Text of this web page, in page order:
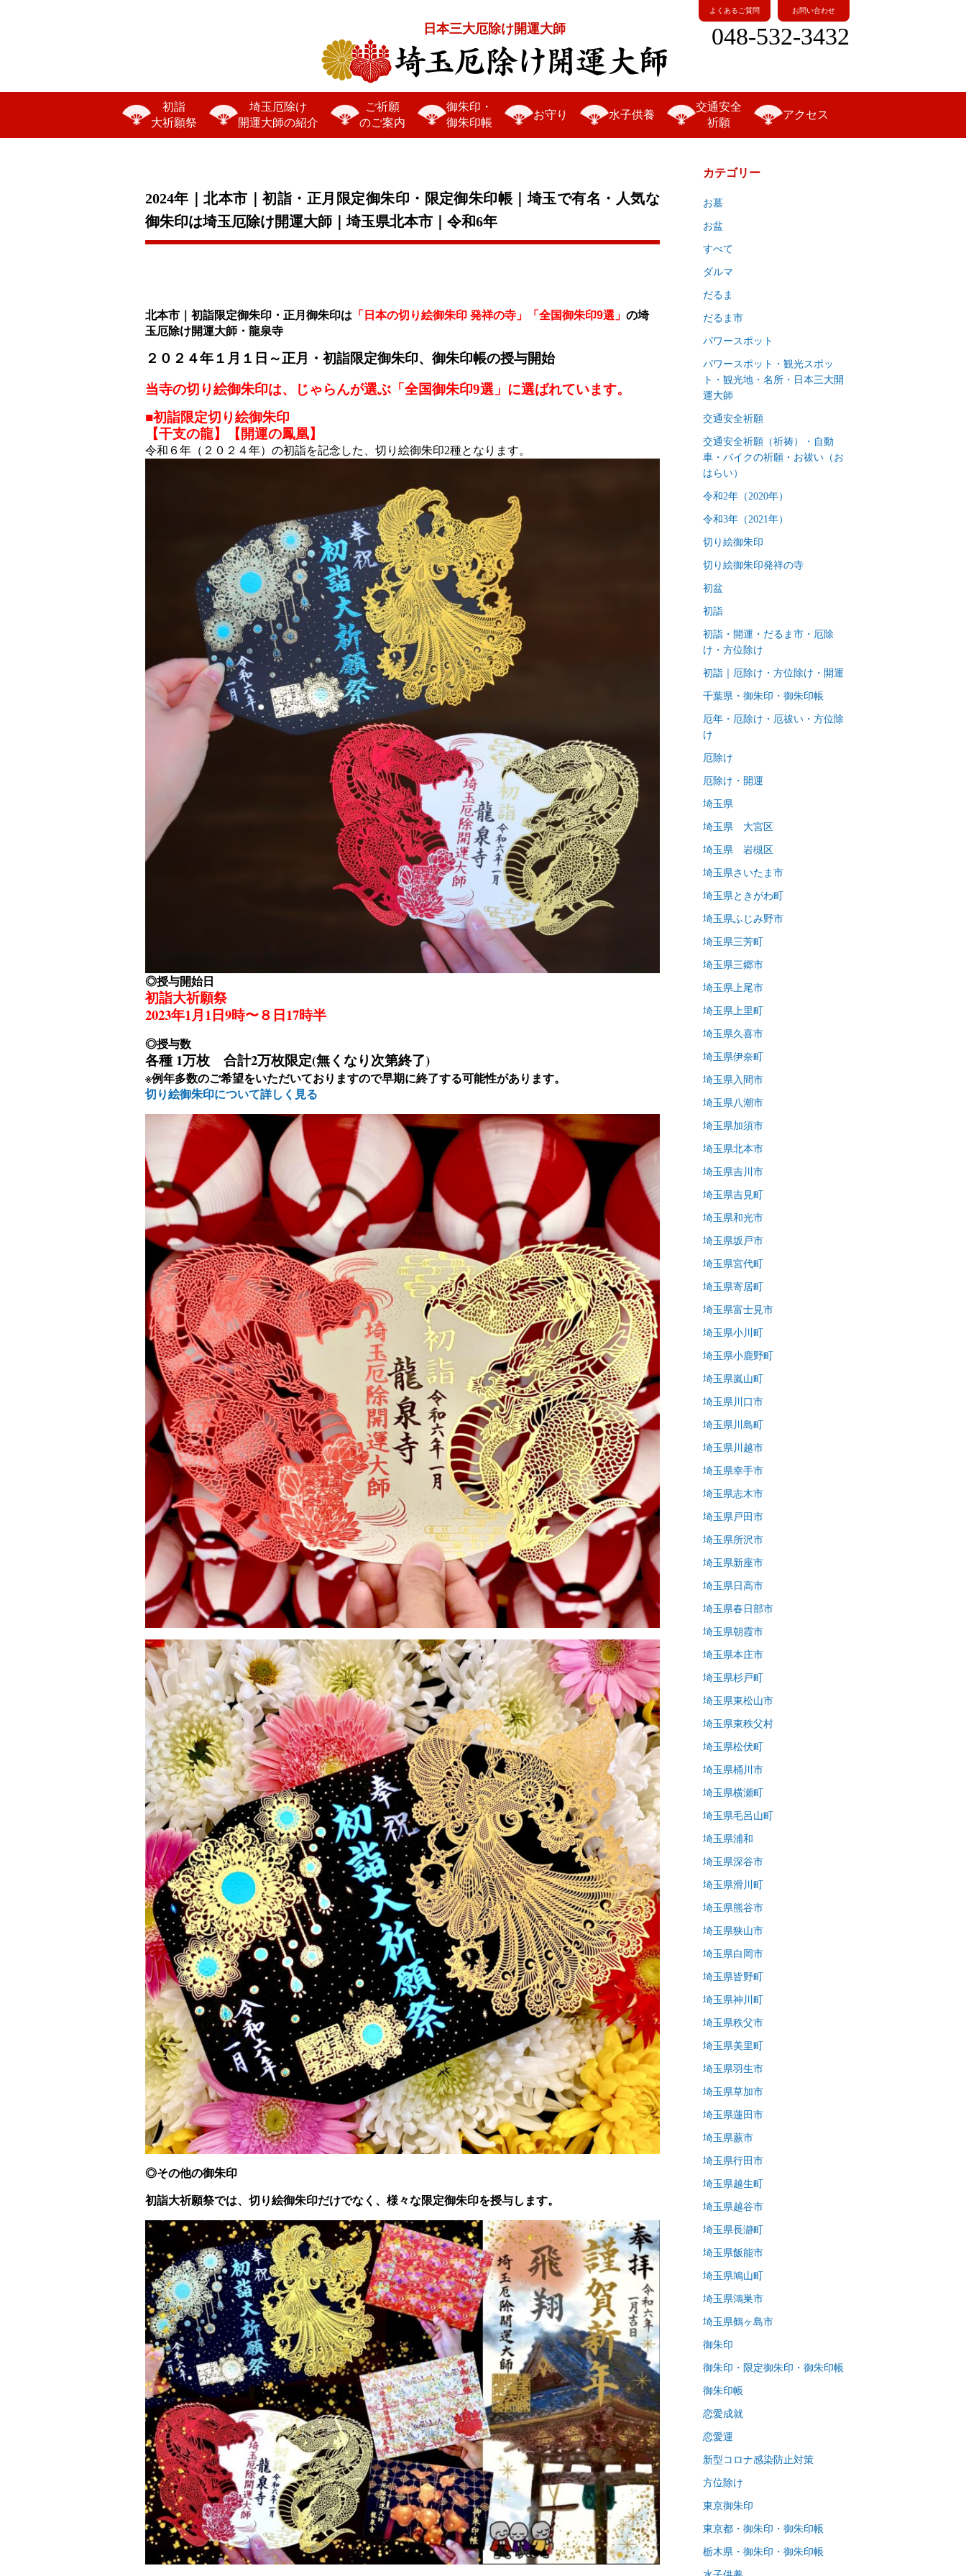
日本三大厄除け開運大師
よくあるご質問 お問い合わせ
048-532-3432
初詣
大祈願祭
埼玉厄除け
開運大師の紹介
ご祈願
のご案内
御朱印・
御朱印帳
お守り 水子供養
交通安全
祈願
アクセス
2024年｜北本市｜初詣・正月限定御朱印・限定御朱印帳｜埼玉で有名・人気な
御朱印は埼玉厄除け開運大師｜埼玉県北本市｜令和6年
北本市｜初詣限定御朱印・正月御朱印は 「日本の切り絵御朱印 発祥の寺」「全国御朱印9選」 の埼
玉厄除け開運大師・龍泉寺
２０２４年１月１日～正月・初詣限定御朱印、御朱印帳の授与開始
当寺の切り絵御朱印は、じゃらんが選ぶ「 全国御朱印9選」に選ばれています。
■初詣限定切り絵御朱印
【干支の龍】【開運の鳳凰】
令和６年（２０２４年）の初詣を記念した、切り絵御朱印2種となります。
◎授与開始日
初詣大祈願祭
2023年1月1日9時〜８日17時半
◎授与数
各種 1万枚 合計2万枚限定(無くなり次第終了)
※例年多数のご希望をいただいておりますので早期に終了する可能性があります。
切り絵御朱印について詳しく見る
◎その他の御朱印
初詣大祈願祭では、切り絵御朱印だけでなく、様々な限定御朱印を授与します。
カテゴリー
お墓
お盆
すべて
ダルマ
だるま
だるま市
パワースポット
パワースポット・観光スポッ
ト・観光地・名所・日本三大開
運大師
交通安全祈願
交通安全祈願（祈祷）・自動
車・バイクの祈願・お祓い（お
はらい）
令和2年（2020年）
令和3年（2021年）
切り絵御朱印
切り絵御朱印発祥の寺
初盆
初詣
初詣・開運・だるま市・厄除
け・方位除け
初詣｜厄除け・方位除け・開運
千葉県・御朱印・御朱印帳
厄年・厄除け・厄祓い・方位除
け
厄除け
厄除け・開運
埼玉県
埼玉県 大宮区
埼玉県 岩槻区
埼玉県さいたま市
埼玉県ときがわ町
埼玉県ふじみ野市
埼玉県三芳町
埼玉県三郷市
埼玉県上尾市
埼玉県上里町
埼玉県久喜市
埼玉県伊奈町
埼玉県入間市
埼玉県八潮市
埼玉県加須市
埼玉県北本市
埼玉県吉川市
埼玉県吉見町
埼玉県和光市
埼玉県坂戸市
埼玉県宮代町
埼玉県寄居町
埼玉県富士見市
埼玉県小川町
埼玉県小鹿野町
埼玉県嵐山町
埼玉県川口市
埼玉県川島町
埼玉県川越市
埼玉県幸手市
埼玉県志木市
埼玉県戸田市
埼玉県所沢市
埼玉県新座市
埼玉県日高市
埼玉県春日部市
埼玉県朝霞市
埼玉県本庄市
埼玉県杉戸町
埼玉県東松山市
埼玉県東秩父村
埼玉県松伏町
埼玉県桶川市
埼玉県横瀬町
埼玉県毛呂山町
埼玉県浦和
埼玉県深谷市
埼玉県滑川町
埼玉県熊谷市
埼玉県狭山市
埼玉県白岡市
埼玉県皆野町
埼玉県神川町
埼玉県秩父市
埼玉県美里町
埼玉県羽生市
埼玉県草加市
埼玉県蓮田市
埼玉県蕨市
埼玉県行田市
埼玉県越生町
埼玉県越谷市
埼玉県長瀞町
埼玉県飯能市
埼玉県鳩山町
埼玉県鴻巣市
埼玉県鶴ヶ島市
御朱印
御朱印・限定御朱印・御朱印帳
御朱印帳
恋愛成就
恋愛運
新型コロナ感染防止対策
方位除け
東京御朱印
東京都・御朱印・御朱印帳
栃木県・御朱印・御朱印帳